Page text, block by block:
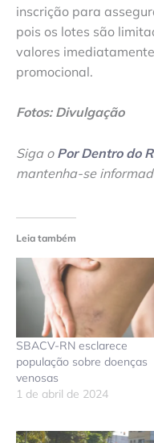
inscrição para
pois os lotes são
valores
promocional.
Fotos: Divulgação
Siga o Por Dentro do
mantenha-se
Leia também
SBACV-RN esclarece
população sobre doenças
venosas
1 de abril de 2024